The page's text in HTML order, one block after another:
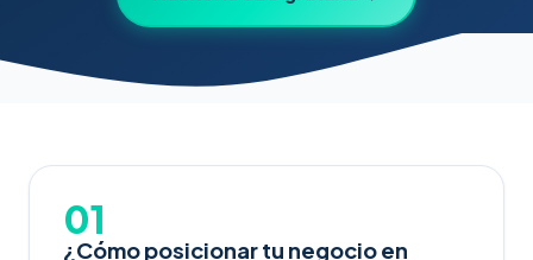
01
¿Cómo posicionar tu negocio en